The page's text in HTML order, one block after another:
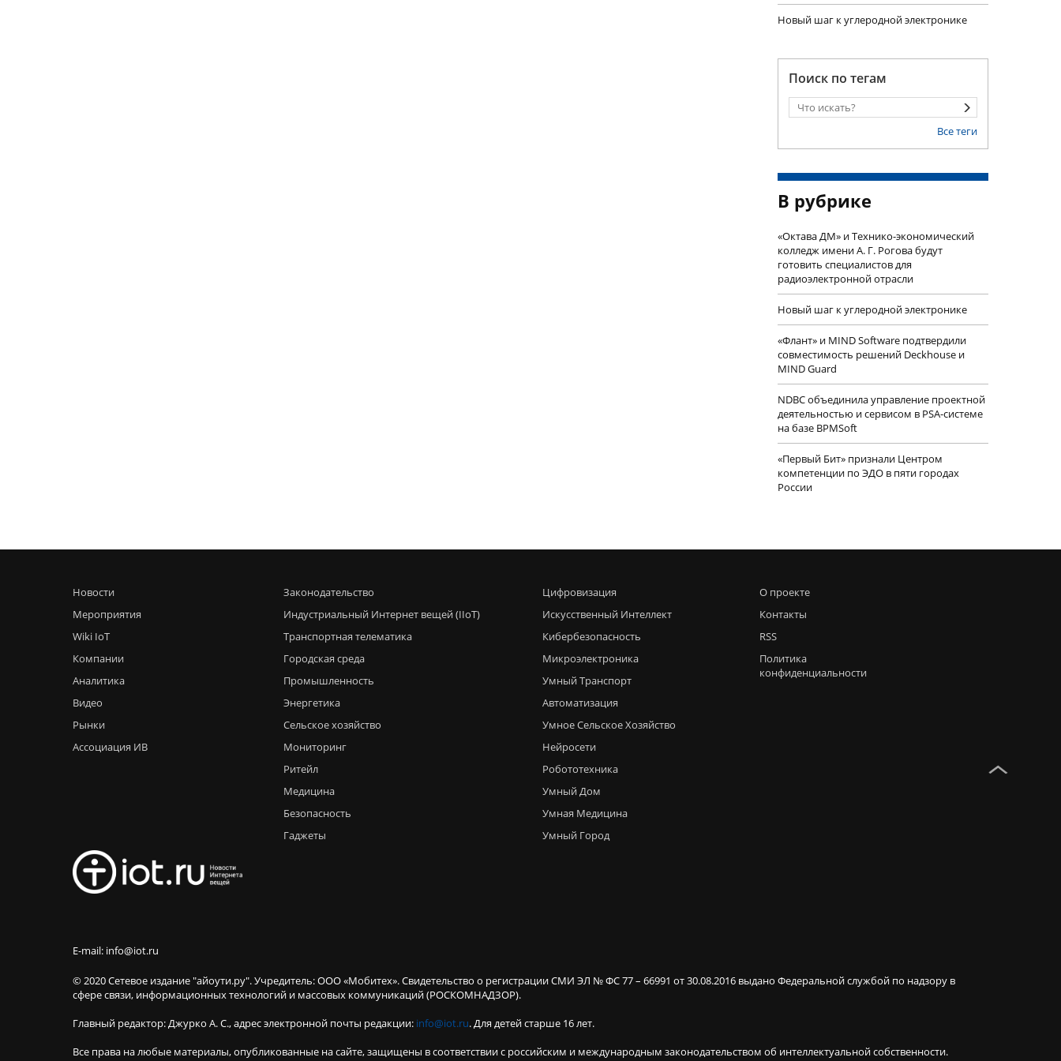
Новый шаг к углеродной электронике
Поиск по тегам
Все теги
В рубрике
«Октава ДМ» и Технико-экономический
колледж имени А. Г. Рогова будут
готовить специалистов для
радиоэлектронной отрасли
Новый шаг к углеродной электронике
«Флант» и MIND Software подтвердили
совместимость решений Deckhouse и
MIND Guard
NDBC объединила управление проектной
деятельностью и сервисом в PSA-системе
на базе BPMSoft
«Первый Бит» признали Центром
компетенции по ЭДО в пяти городах
России
Новости
Мероприятия
Wiki IoT
Компании
Аналитика
Видео
Рынки
Ассоциация ИВ
Законодательство
Индустриальный Интернет вещей (IIoT)
Транспортная телематика
Городская среда
Промышленность
Энергетика
Сельское хозяйство
Мониторинг
Ритейл
Медицина
Безопасность
Гаджеты
Цифровизация
Искусственный Интеллект
Кибербезопасность
Микроэлектроника
Умный Транспорт
Автоматизация
Умное Сельское Хозяйство
Нейросети
Робототехника
Умный Дом
Умная Медицина
Умный Город
О проекте
Контакты
RSS
Политика
конфиденциальности
E-mail: info@iot.ru
© 2020 Сетевое издание "айоути.ру". Учредитель: ООО «Мобитех». Свидетельство о регистрации СМИ ЭЛ № ФС 77 – 66991 от 30.08.2016 выдано Федеральной службой по надзору в
сфере связи, информационных технологий и массовых коммуникаций (РОСКОМНАДЗОР).
Главный редактор: Джурко А. С., адрес электронной почты редакции: info@iot.ru. Для детей старше 16 лет.
Все права на любые материалы, опубликованные на сайте, защищены в соответствии с российским и международным законодательством об интеллектуальной собственности.